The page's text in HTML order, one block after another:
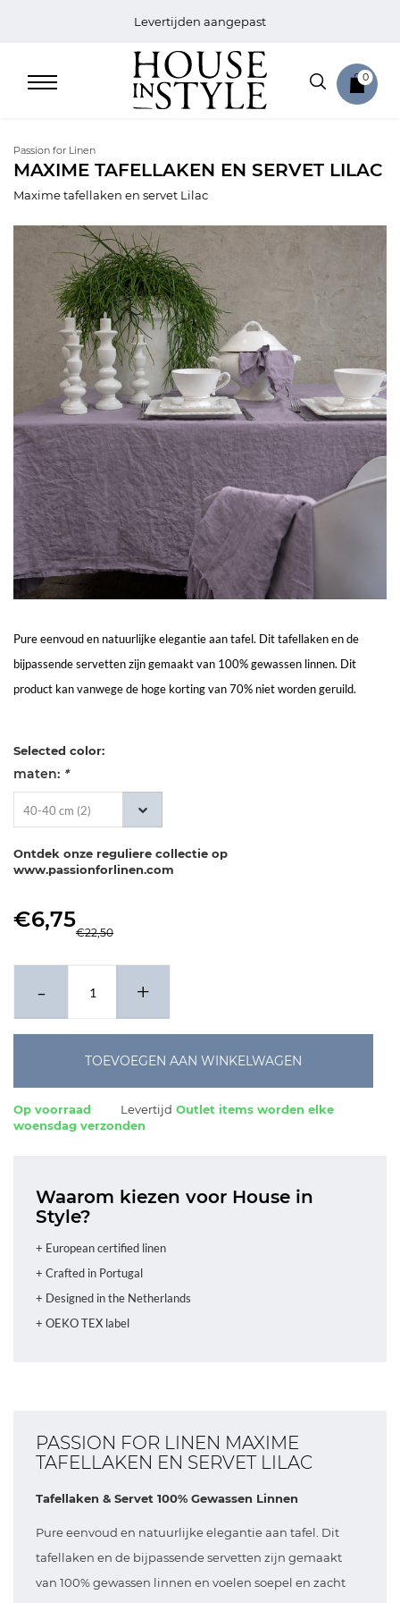
Levertijden aangepast
0
Sale
Bath
Sale
Living
Sale
Mijn
Account
Passion for Linen
MAXIME TAFELLAKEN EN SERVET LILAC
Maxime tafellaken en servet Lilac
Pure eenvoud en natuurlijke elegantie aan tafel. Dit tafellaken en de
bijpassende servetten zijn gemaakt van 100% gewassen linnen. Dit
product kan vanwege de hoge korting van 70% niet worden geruild.
Selected color:
maten: *
40-40 cm (2)
Ontdek onze reguliere collectie op
www.passionforlinen.com
€6,75
€22,50
- +
TOEVOEGEN AAN WINKELWAGEN
Op voorraad Levertijd Outlet items worden elke
woensdag verzonden
Waarom kiezen voor House in
Style?
+ European certified linen
+ Crafted in Portugal
+ Designed in the Netherlands
+ OEKO TEX label
PASSION FOR LINEN MAXIME
TAFELLAKEN EN SERVET LILAC
Tafellaken & Servet 100% Gewassen Linnen
Pure eenvoud en natuurlijke elegantie aan tafel. Dit
tafellaken en de bijpassende servetten zijn gemaakt
van 100% gewassen linnen en voelen soepel en zacht